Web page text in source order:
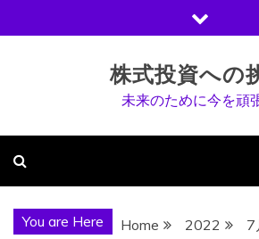
to
株式投資への
未来のために今を頑
You are Here Home 2022 7